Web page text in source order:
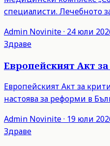
специалисти. Лечебното
Admin Novinite· 24 юли
Здраве
Европейският Акт
Европейският Акт за
настоява за реформи в
Admin Novinite· 19 юли
Здраве